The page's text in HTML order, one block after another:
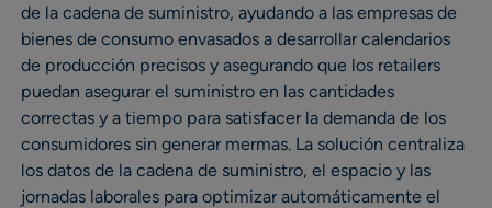
de la cadena de suministro, ayudando a las empresas de
bienes de consumo envasados a desarrollar calendarios
de producción precisos y asegurando que los retailers
puedan asegurar el suministro en las cantidades
correctas y a tiempo para satisfacer la demanda de los
consumidores sin generar mermas. La solución centraliza
los datos de la cadena de suministro, el espacio y las
jornadas laborales para optimizar automáticamente el